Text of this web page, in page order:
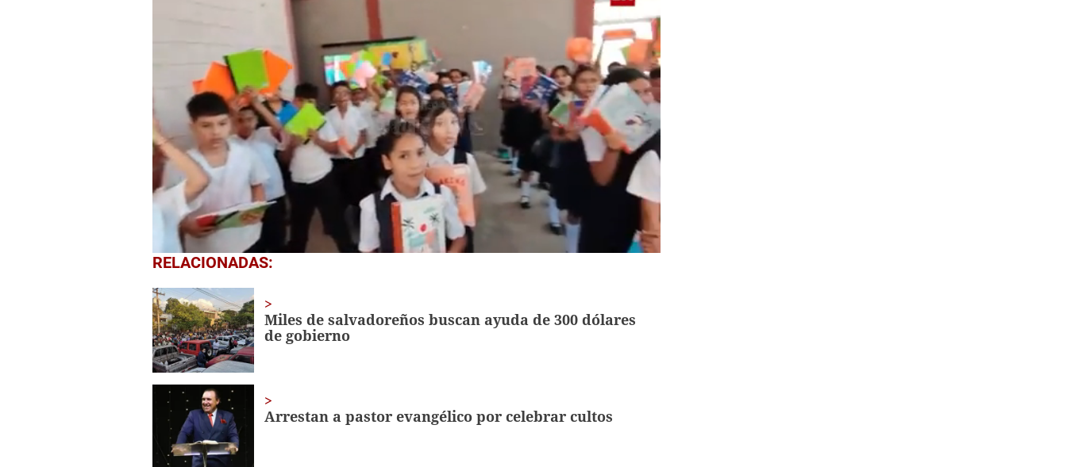
0
seconds
1
minute,
56
secondsVolume
0%
RELACIONADAS:
Miles de salvadoreños buscan ayuda de 300 dólares
de gobierno
Arrestan a pastor evangélico por celebrar cultos